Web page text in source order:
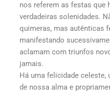
nos referem as festas que
verdadeiras solenidades.
quimeras, mas autênticas
manifestando
aclamam com triunfos
jamais.
Há uma felicidade celeste,
de nossa alma e